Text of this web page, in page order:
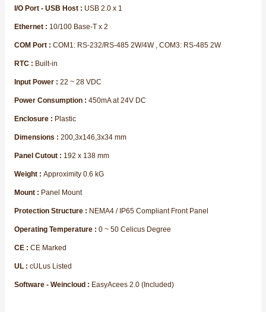
I/O Port - USB Host : USB 2.0 x 1
Ethernet : 10/100 Base-T x 2
COM Port : COM1: RS-232/RS-485 2W/4W , COM3: RS-485 2W
RTC : Built-in
Input Power : 22 ~ 28 VDC
Power Consumption : 450mA at 24V DC
Enclosure : Plastic
Dimensions : 200,3x146,3x34 mm
Panel Cutout : 192 x 138 mm
Weight : Approximity 0.6 kG
Mount : Panel Mount
Protection Structure : NEMA4 / IP65 Compliant Front Panel
Operating Temperature : 0 ~ 50 Celicus Degree
CE : CE Marked
UL : cULus Listed
Software - Weincloud : EasyAcees 2.0 (Included)